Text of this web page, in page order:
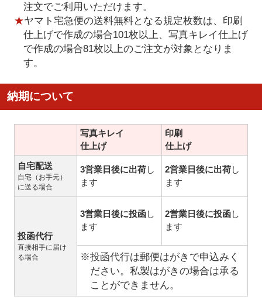
注文でご利用いただけます。
★ヤマト宅急便の送料無料となる規定枚数は、印刷
仕上げで作成の場合101枚以上、写真キレイ仕上げ
で作成の場合81枚以上のご注文が対象となりま
す。
納期について
写真キレイ
仕上げ
印刷
仕上げ
自宅配送
自宅（お手元）
に送る場合
3営業日後に出荷し
ます
2営業日後に出荷し
ます
投函代行
直接相手に届け
る場合
3営業日後に投函し
ます
2営業日後に投函し
ます
※投函代行は郵便はがきで申込みく
ださい。私製はがきの場合は承る
ことができません。